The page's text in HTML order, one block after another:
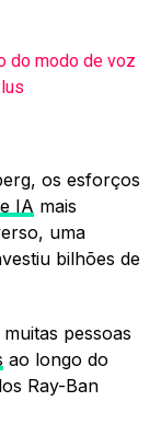
do modo de voz
os esforços
IA mais
uma
bilhões de
pessoas
ao longo do
Ray-Ban